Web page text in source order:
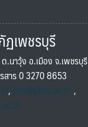
ฏเพชรบุรี
.นาวุ้ง อ.เมือง จ.เพชรบุ
สาร 0 3270 8653
, info@pbru.ac.th,